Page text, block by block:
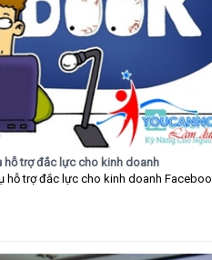
trợ đắc lực cho kinh doanh
trợ đắc lực cho kinh doanh